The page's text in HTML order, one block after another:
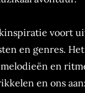
voort
en genres.
en
en ons